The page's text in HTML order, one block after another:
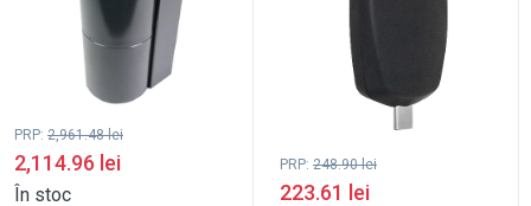
PRP: 2,961.48lei
2,114.96 lei
În stoc
PRP: 248.90lei
223.61 lei